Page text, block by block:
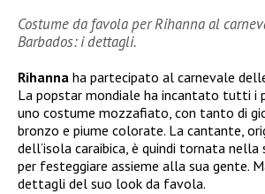
Costume da favola per Rihanna al
Barbados: i dettagli.
Rihanna ha partecipato al carnevale
La popstar mondiale ha incantato tutti i
uno costume mozzafiato, con tanto di
bronzo e piume colorate. La cantante,
dell’isola caraibica, è quindi tornata
per festeggiare assieme alla sua gente.
dettagli del suo look da favola.